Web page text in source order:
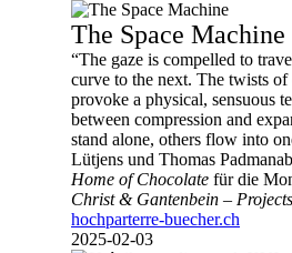
The Space Machine
“The gaze is compelled to
curve to the next. The twists
provoke a physical, sensuous
between compression and
stand alone, others flow into
Lütjens und Thomas
Home of Chocolate für die
Christ & Gantenbein –
hochparterre-buecher.ch
2025-02-03